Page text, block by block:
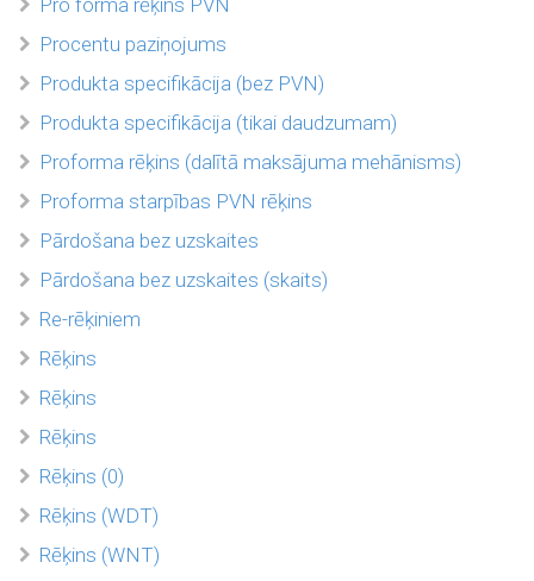
Pro forma rēķins PVN
Procentu paziņojums
Produkta specifikācija (bez PVN)
Produkta specifikācija (tikai daudzumam)
Proforma rēķins (dalītā maksājuma mehānisms)
Proforma starpības PVN rēķins
Pārdošana bez uzskaites
Pārdošana bez uzskaites (skaits)
Re-rēķiniem
Rēķins
Rēķins
Rēķins
Rēķins (0)
Rēķins (WDT)
Rēķins (WNT)